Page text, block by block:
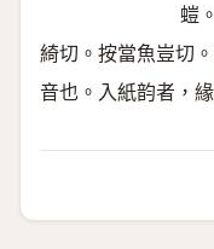
螘
綺切。按當魚豈切
音也。入紙韵者，